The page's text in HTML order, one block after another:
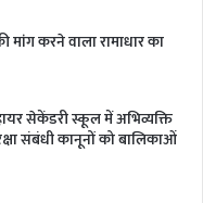
मांग करने वाला रामाधार का
सेकेंडरी स्कूल में अभिव्यक्ति
संबंधी कानूनों को बालिकाओं